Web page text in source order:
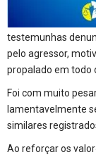
testemunhas
pelo agressor,
propalado em todo
Foi com muito
lamentavelmente
similares
Ao reforçar os